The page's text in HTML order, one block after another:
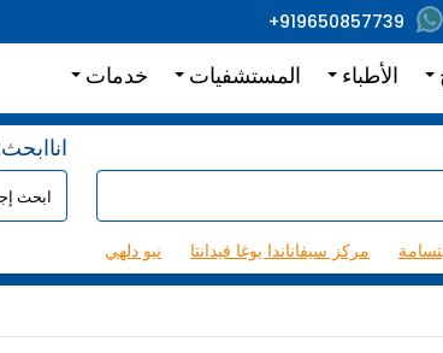
+919650857739
الأطباء المستشفيات خدمات
:اناابحث
نيو دلهي مركز سيفاناندا يوغا فيدانتا